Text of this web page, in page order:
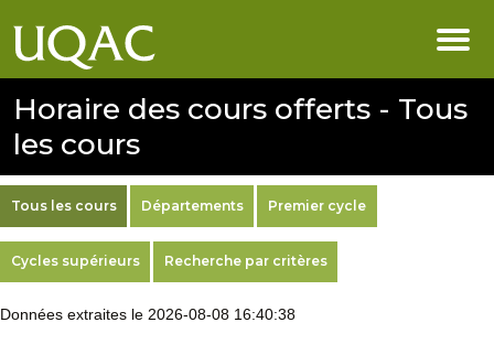
Horaire des cours offerts - Tous
les cours
Tous les cours Départements Premier cycle
Cycles supérieurs Recherche par critères
Données extraites le 2026-08-08 16:40:38